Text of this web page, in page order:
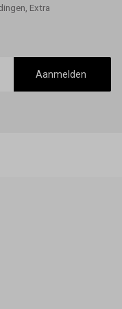
Extra
Aanmelden